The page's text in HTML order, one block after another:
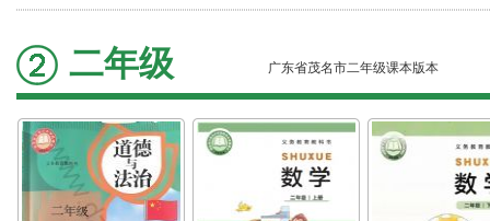
秋版)(部编版)
春版)(部编版)
二年级 广东省茂名市二年级课本版本